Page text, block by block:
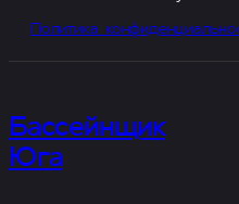
Политика
Бассейнщик
Юга